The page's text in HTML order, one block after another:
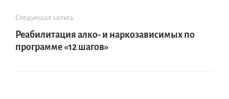
Следующая запись
Реабилитация алко- и наркозависимых по
программе «12 шагов»